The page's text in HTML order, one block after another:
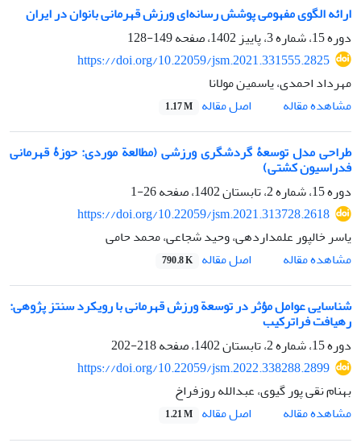
ارائه الگوی مفهومی پوشش رسانه‌ای ورزش قهرمانی بانوان در ایران
دوره 15، شماره 3، پاییز 1402، صفحه
149-128
https://doi.org/10.22059/jsm.2021.331555.2825
مهرداد احمدی، یاسمین مولانا
مشاهده مقاله
اصل مقاله 1.17 M
طراحی مدل توسعۀ گردشگری ورزشی (مطالعة موردی: حوزۀ قهرمانی
فدراسیون کشتی)
دوره 15، شماره 2، تابستان 1402، صفحه
26-1
https://doi.org/10.22059/jsm.2021.313728.2618
یاسر خالپور علمداردهی، وحید شجاعی، محمد حامی
مشاهده مقاله
اصل مقاله 790.8 K
شناسایی عوامل مؤثر در توسعة ورزش قهرمانی با رویکرد سنتز پژوهی:
رهیافت فراترکیب
دوره 15، شماره 2، تابستان 1402، صفحه
218-202
https://doi.org/10.22059/jsm.2022.338288.2899
بهنام نقی پور گیوی، عبدالله روزفراخ
مشاهده مقاله
اصل مقاله 1.21 M